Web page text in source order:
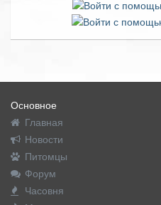
Основное
Главная
Новости
Питомцы
Форум
Часовня